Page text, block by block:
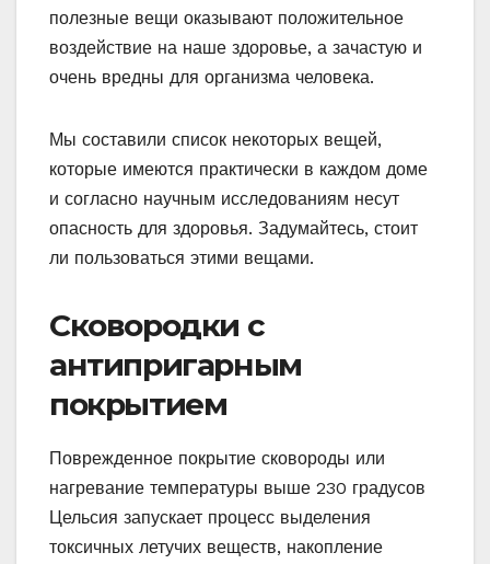
полезные вещи оказывают положительное
воздействие на наше здоровье, а зачастую и
очень вредны для организма человека.
Мы составили список некоторых вещей,
которые имеются практически в каждом доме
и согласно научным исследованиям несут
опасность для здоровья. Задумайтесь, стоит
ли пользоваться этими вещами.
Сковородки с
антипригарным
покрытием
Поврежденное покрытие сковороды или
нагревание температуры выше 230 градусов
Цельсия запускает процесс выделения
токсичных летучих веществ, накопление